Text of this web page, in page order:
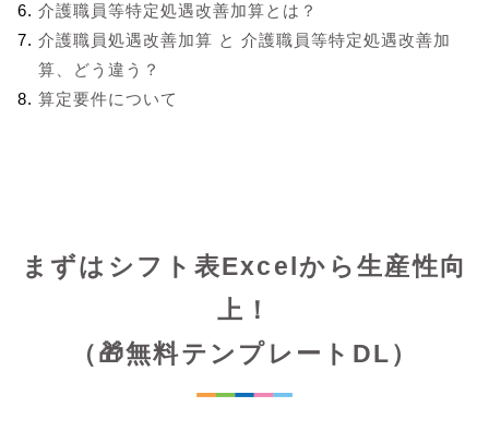
介護職員等特定処遇改善加算とは？
介護職員処遇改善加算 と 介護職員等特定処遇改善加
算、どう違う？
算定要件について
まずはシフト表Excelから生産性向
上！
（🎁無料テンプレートDL）